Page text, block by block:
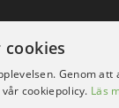
cookies
Genom att
cookiepolicy. Läs